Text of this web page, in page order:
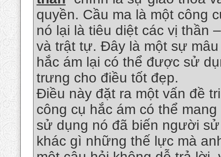
quyền. Cầu ma là một công
nó lại là tiêu diệt các vị thần
và trật tự. Đây là một sự
hắc ám lại có thể được sử
trưng cho điều tốt đẹp.
Điều này đặt ra một vấn đề
công cụ hắc ám có thể
sử dụng nó đã biến người
khác gì những thế lực mà